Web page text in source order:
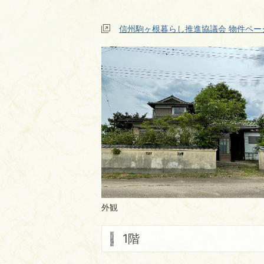
信州駒ヶ根暮らし推進協議会 物件ペー
外観
1階